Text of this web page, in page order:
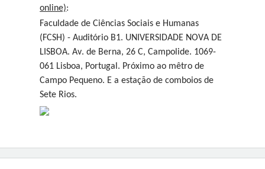
online):
Faculdade de Ciências Sociais e Humanas
(FCSH) - Auditório B1. UNIVERSIDADE NOVA DE
LISBOA. Av. de Berna, 26 C, Campolide. 1069-
061 Lisboa, Portugal. Próximo ao mêtro de
Campo Pequeno. E a estação de comboios de
Sete Rios.